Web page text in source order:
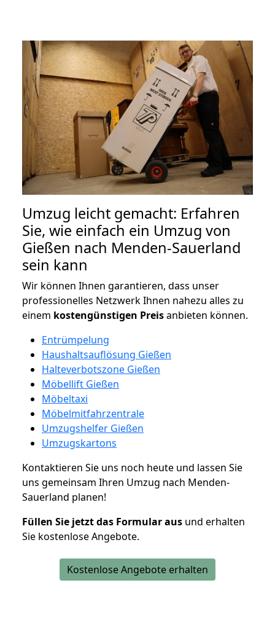
Umzug leicht gemacht: Erfahren
Sie, wie einfach ein Umzug von
Gießen nach Menden-Sauerland
sein kann
Wir können Ihnen garantieren, dass unser
professionelles Netzwerk Ihnen nahezu alles zu
einem kostengünstigen Preisanbieten können.
Entrümpelung
Haushaltsauflösung Gießen
Halteverbotszone Gießen
Möbellift Gießen
Möbeltaxi
Möbelmitfahrzentrale
Umzugshelfer Gießen
Umzugskartons
Kontaktieren Sie uns noch heute und lassen Sie
uns gemeinsam Ihren Umzug nach Menden-
Sauerland planen!
Füllen Sie jetzt das Formular aus und erhalten
Sie kostenlose Angebote.
Kostenlose Angebote erhalten